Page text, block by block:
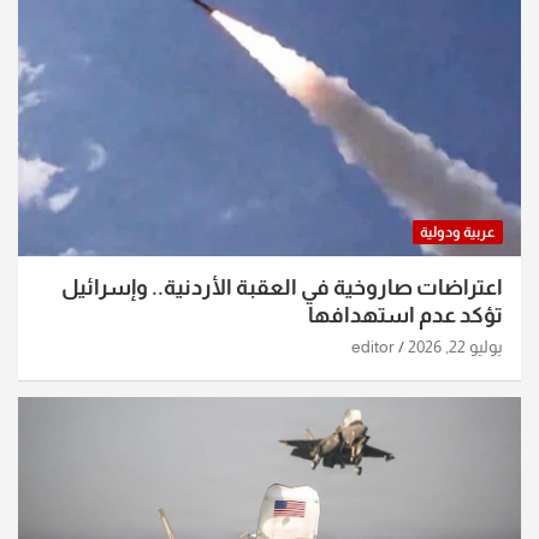
عربية ودولية
اعتراضات صاروخية في العقبة الأردنية.. وإسرائيل
تؤكد عدم استهدافها
يوليو 22, 2026 editor